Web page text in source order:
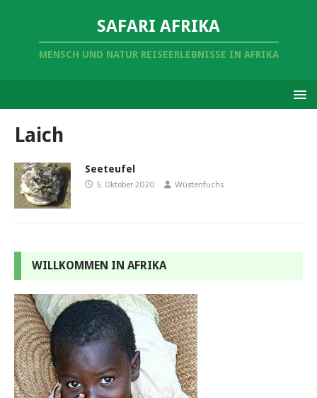
SAFARI AFRIKA
MENSCH UND NATUR REISEERLEBNISSE IN AFRIKA
Laich
Seeteufel
5. Oktober 2020 Wüstenfuchs
WILLKOMMEN IN AFRIKA